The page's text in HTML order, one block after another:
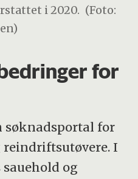
i 2020. (Foto:
for
søknadsportal for
reindriftsutøvere. I
og